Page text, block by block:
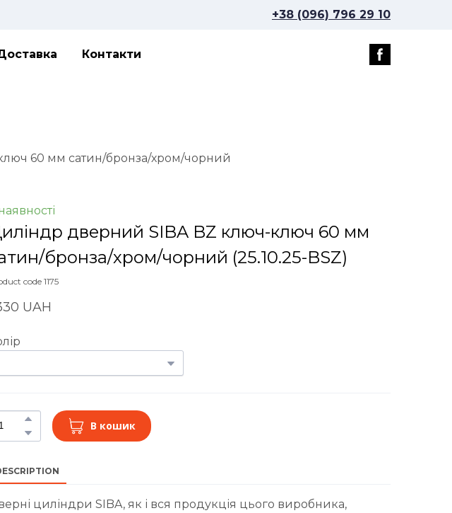
+38 (096) 796 29 10
Контакти
60 мм сатин/бронза/хром/чорний
дверний SIBA BZ ключ-ключ 60 мм
бронза/хром/чорний (25.10.25-BSZ)
code 1175
UAH
В кошик
циліндри SIBA, як і вся продукція цього виробника,